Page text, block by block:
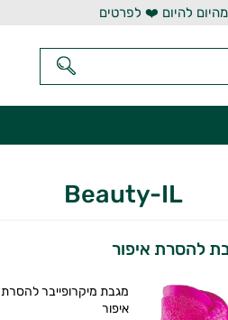
להיום ❤️ לפרטים
Beauty-IL
להסרת איפור
מגבת מיקרופייבר להסרת
איפור